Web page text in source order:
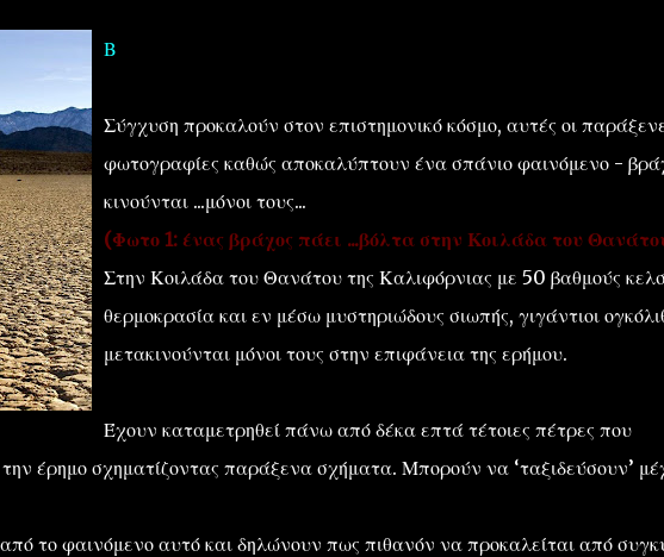
''ΜΑΓΕΜΕΝΕΣ'' /PROJECT ΣΧΕΤΙΚΑ/ABOUT
Β
Σύγχυση προκαλούν στον επιστημονικό κόσμο, αυτές οι
φωτογραφίες καθώς αποκαλύπτουν ένα σπάνιο φαινόμενο -
κινούνται ...μόνοι τους...
(Φωτο 1: ένας βράχος πάει ...βόλτα στην Κοιλάδα του
Στην Κοιλάδα του Θανάτου της Καλιφόρνιας με 50 βαθμούς
θερμοκρασία και εν μέσω μυστηριώδους σιωπής, γιγάντιοι
μετακινούνται μόνοι τους στην επιφάνεια της ερήμου.
Έχουν καταμετρηθεί πάνω από δέκα επτά τέτοιες πέτρες που
την έρημο σχηματίζοντας παράξενα σχήματα. Μπορούν να ‘ταξιδεύσουν’
το φαινόμενο αυτό και δηλώνουν πως πιθανόν να προκαλείται από